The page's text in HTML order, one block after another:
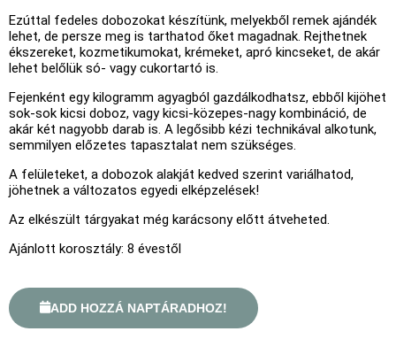
Ezúttal fedeles dobozokat készítünk, melyekből remek ajándék
lehet, de persze meg is tarthatod őket magadnak. Rejthetnek
ékszereket, kozmetikumokat, krémeket, apró kincseket, de akár
lehet belőlük só- vagy cukortartó is.
Fejenként egy kilogramm agyagból gazdálkodhatsz, ebből kijöhet
sok-sok kicsi doboz, vagy kicsi-közepes-nagy kombináció, de
akár két nagyobb darab is. A legősibb kézi technikával alkotunk,
semmilyen előzetes tapasztalat nem szükséges.
A felületeket, a dobozok alakját kedved szerint variálhatod,
jöhetnek a változatos egyedi elképzelések!
Az elkészült tárgyakat még karácsony előtt átveheted.
Ajánlott korosztály: 8 évestől
ADD HOZZÁ NAPTÁRADHOZ!